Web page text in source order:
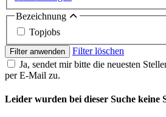
Bezeichnung
Topjobs
Filter anwenden
Filter löschen
Ja, sendet mir bitte die neuesten
per E-Mail zu.
Leider wurden bei dieser Suche keine